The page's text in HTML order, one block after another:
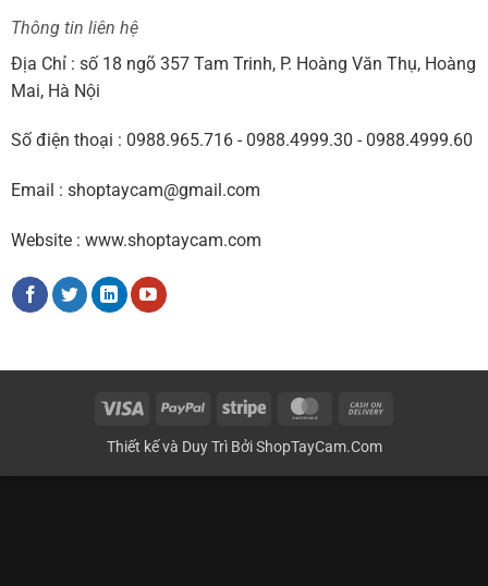
Thông tin liên hệ
Địa Chỉ : số 18 ngõ 357 Tam Trinh, P. Hoàng Văn Thụ, Hoàng
Mai, Hà Nội
Số điện thoại : 0988.965.716 - 0988.4999.30 - 0988.4999.60
Email : shoptaycam@gmail.com
Website : www.shoptaycam.com
Visa PayPal Stripe MasterCard
Thiết kế và Duy Trì BởiShopTayCam.Com